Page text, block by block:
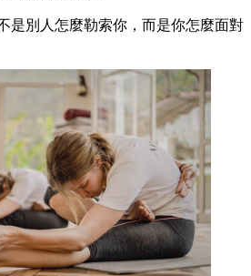
是別人怎麼勒索你，而是你怎麼面對